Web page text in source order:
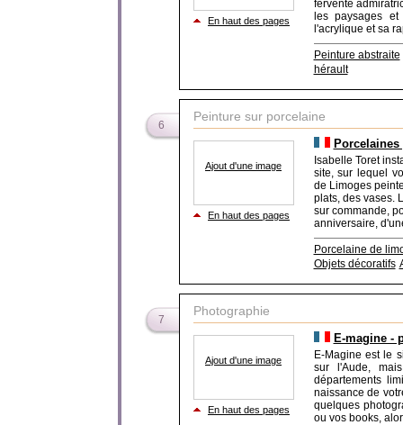
En haut des pages
fervente
les paysages
l'acrylique et sa
Peinture abstraite
hérault
6
Peinture sur porcelaine
Ajout d'une image
En haut des pages
Isabelle Toret
site, sur lequel
de Limoges
plats, des vases.
sur commande,
anniversaire,
Porcelaine de
Objets décoratifs
7
Photographie
Ajout d'une image
En haut des pages
E-magine -
E-Magine est le
sur l'Aude,
départements
naissance de
quelques
ou vos books,